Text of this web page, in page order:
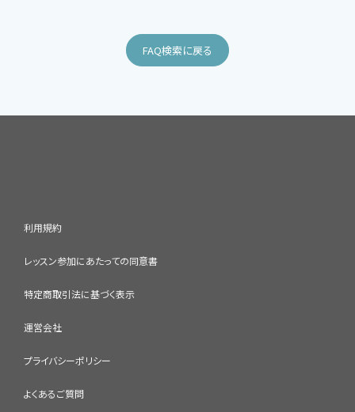
FAQ検索に戻る
利用規約
レッスン参加にあたっての同意書
特定商取引法に基づく表示
運営会社
プライバシーポリシー
よくあるご質問